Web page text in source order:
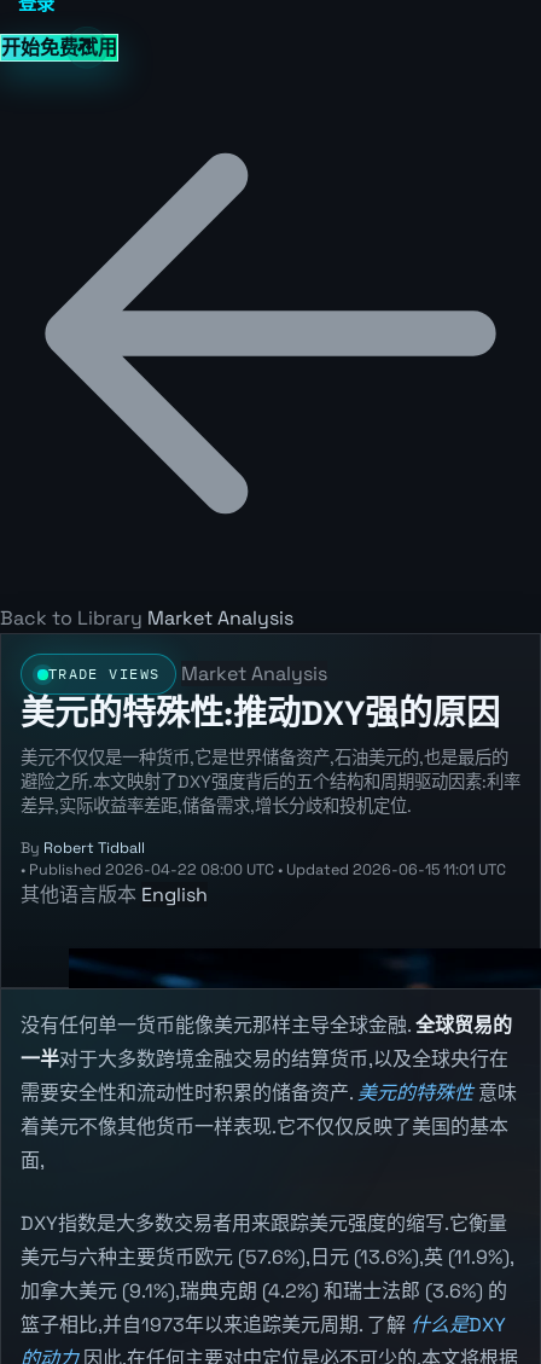
开始免费试用
Back to Library Market Analysis
TRADE VIEWS Market Analysis
美元的特殊性:推动DXY强的原因
美元不仅仅是一种货币,它是世界储备资产,石油美元的,也是最后的
避险之所.本文映射了DXY强度背后的五个结构和周期驱动因素:利率
差异,实际收益率差距,储备需求,增长分歧和投机定位.
By Robert Tidball
• Published 2026-04-22 08:00 UTC • Updated 2026-06-15 11:01 UTC
其他语言版本 English
没有任何单一货币能像美元那样主导全球金融.全球贸易的
一半对于大多数跨境金融交易的结算货币,以及全球央行在
需要安全性和流动性时积累的储备资产. 美元的特殊性意味
着美元不像其他货币一样表现.它不仅仅反映了美国的基本
面,
DXY指数是大多数交易者用来跟踪美元强度的缩写.它衡量
美元与六种主要货币欧元 (57.6%),日元 (13.6%),英 (11.9%),
加拿大美元 (9.1%),瑞典克朗 (4.2%) 和瑞士法郎 (3.6%) 的
篮子相比,并自1973年以来追踪美元周期. 了解 什么是DXY
的动力因此,在任何主要对中定位是必不可少的.本文将根据